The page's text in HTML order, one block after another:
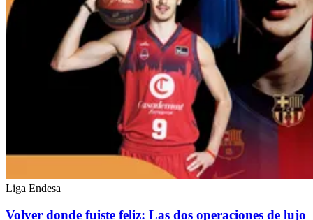
Liga Endesa
Volver donde fuiste feliz: Las dos operaciones de lujo